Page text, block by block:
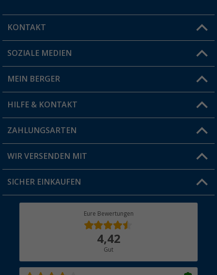
KONTAKT
Du hast eine Frage?
Filiale finden
SOZIALE MEDIEN
MEIN BERGER
Vorteilskarte
Blog
Jobs & Karriere
HILFE & KONTAKT
FAQ & Kontakt
Versandinformationen
Rücksendung
ZAHLUNGSARTEN
WIR VERSENDEN MIT
SICHER EINKAUFEN
Eure Bewertungen
4,42
Gut